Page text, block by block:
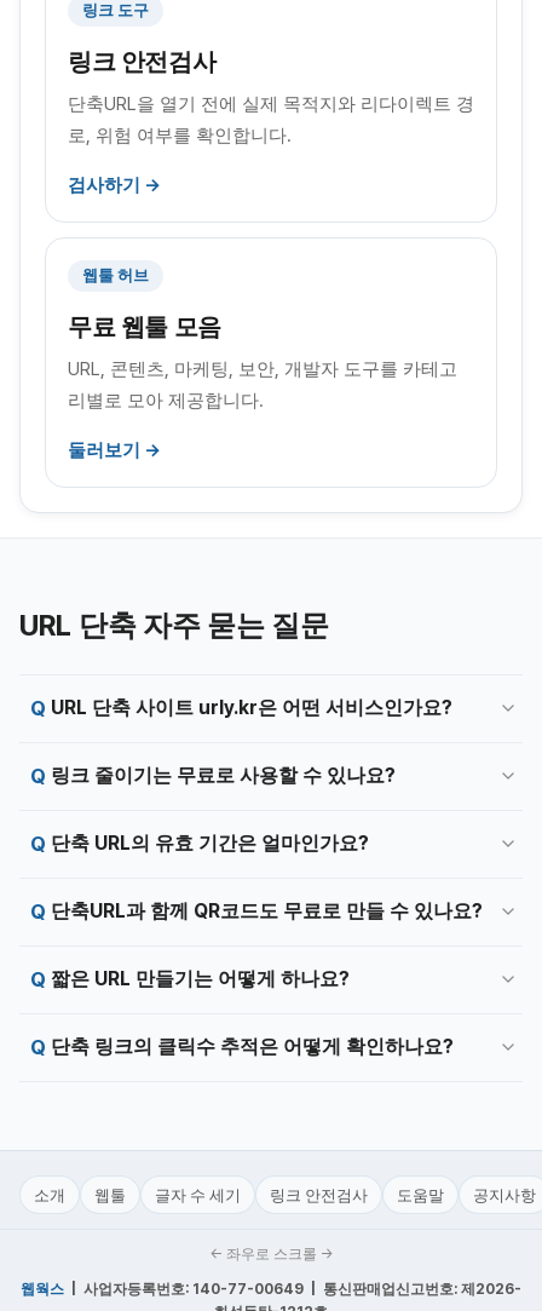
링크 도구
링크 안전검사
단축URL을 열기 전에 실제 목적지와 리다이렉트 경
로, 위험 여부를 확인합니다.
검사하기 →
웹툴 허브
무료 웹툴 모음
URL, 콘텐츠, 마케팅, 보안, 개발자 도구를 카테고
리별로 모아 제공합니다.
둘러보기 →
URL 단축 자주 묻는 질문
URL 단축 사이트 urly.kr은 어떤 서비스인가요?
링크 줄이기는 무료로 사용할 수 있나요?
단축 URL의 유효 기간은 얼마인가요?
단축URL과 함께 QR코드도 무료로 만들 수 있나요?
짧은 URL 만들기는 어떻게 하나요?
단축 링크의 클릭수 추적은 어떻게 확인하나요?
소개 웹툴 글자 수 세기 링크 안전검사 도움말 공지사항
← 좌우로 스크롤 →
웹웍스 | 사업자등록번호: 140-77-00649 | 통신판매업신고번호: 제2026-